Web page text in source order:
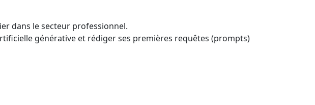
dans le secteur professionnel.
générative et rédiger ses premières requêtes (prompts)